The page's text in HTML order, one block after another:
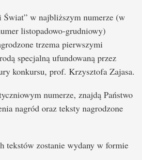
w najbliższym numerze (w
listopadowo-grudniowy)
trzema pierwszymi
specjalną ufundowaną przez
konkursu, prof. Krzysztofa Zajasa.
numerze, znajdą Państwo
nagród oraz teksty nagrodzone
tekstów zostanie wydany w formie